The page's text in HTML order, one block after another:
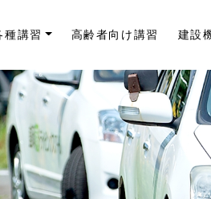
種講習 高齢者向け講習 建設